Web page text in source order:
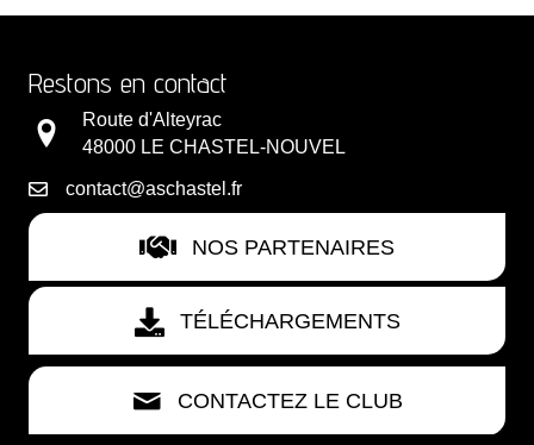
Restons en contact
Route d'Alteyrac
48000 LE CHASTEL-NOUVEL
contact@aschastel.fr
NOS PARTENAIRES
TÉLÉCHARGEMENTS
CONTACTEZ LE CLUB